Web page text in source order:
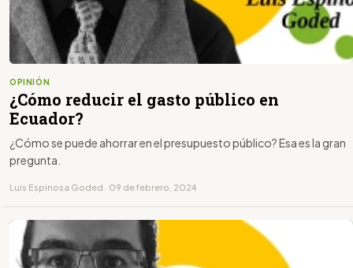
OPINIÓN
¿Cómo reducir el gasto público en
Ecuador?
¿Cómo se puede ahorrar en el presupuesto público? Esa es la gran
pregunta.
Luis Espinosa Goded · 09 de febrero, 2024